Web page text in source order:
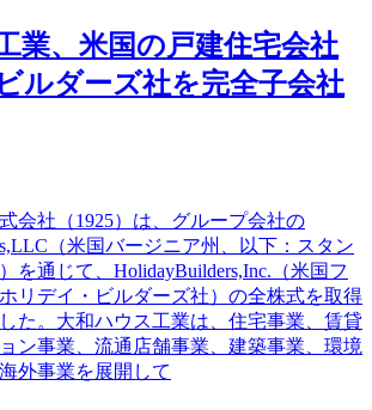
業、米国の戸建住宅会社
ルダーズ社を完全子会社
会社（1925）は、グループ会社の
（米国バージニア州、以下：スタン
を通じて、HolidayBuilders,Inc.（米国フ
リデイ・ビルダーズ社）の全株式を取得
た。大和ハウス工業は、住宅事業、賃貸
ン事業、流通店舗事業、建築事業、環境
外事業を展開して